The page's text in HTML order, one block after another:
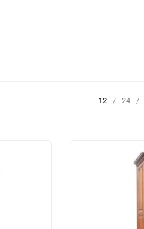
12 / 24 /